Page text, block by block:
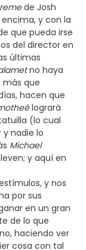
de Josh
y con la
que pueda irse
del director en
últimas
no haya
más que
hacen que
logrará
(lo cual
nadie lo
Michael
y aquí en
y nos
por sus
en un gran
de lo que
haciendo ver
cosa con tal